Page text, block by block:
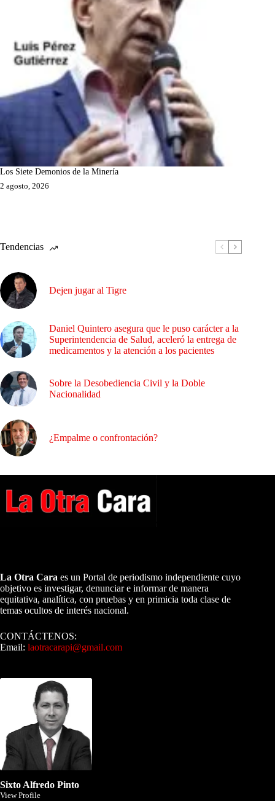
Los Siete Demonios de la Minería
2 agosto, 2026
Tendencias
Dejen jugar al Tigre
Daniel Quintero asegura que le puso carácter a la
Superintendencia de Salud, aceleró la entrega de
medicamentos y la atención a los pacientes
Sobre la Desobediencia Civil y la Doble
Nacionalidad
¿Empalme o confrontación?
La Otra Cara es un Portal de periodismo independiente cuyo
objetivo es investigar, denunciar e informar de manera
equitativa, analítica, con pruebas y en primicia toda clase de
temas ocultos de interés nacional.
CONTÁCTENOS:
Email: laotracarapi@gmail.com
Sixto Alfredo Pinto
View Profile